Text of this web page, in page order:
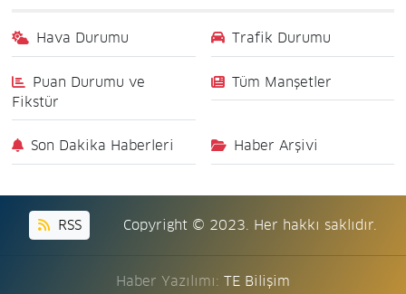
Hava Durumu Trafik Durumu
Puan Durumu ve
Fikstür
Tüm Manşetler
Son Dakika Haberleri Haber Arşivi
RSS Copyright © 2023. Her hakkı saklıdır.
Haber Yazılımı: TE Bilişim